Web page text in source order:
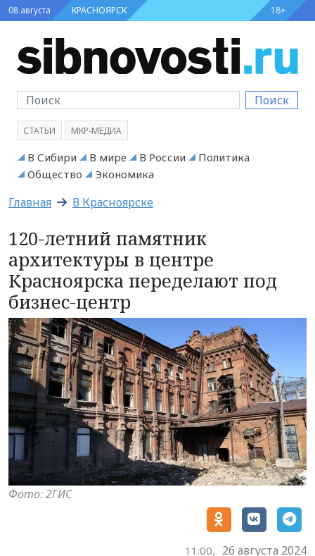
08 августа КРАСНОЯРСК 18+
Поиск
СТАТЬИ МКР-МЕДИА
В Сибири В мире В России
Политика
Общество
Экономика
Главная В Красноярске
120-летний памятник
архитектуры в центре
Красноярска переделают под
бизнес-центр
Фото: 2ГИС
11:00, 26 августа 2024